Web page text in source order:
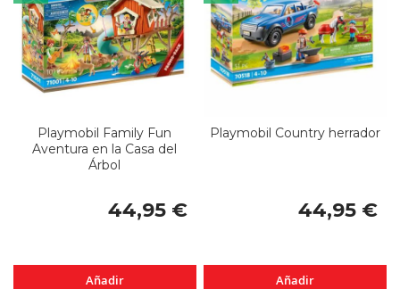
Playmobil Family Fun
Aventura en la Casa del
Árbol
44,95 €
Añadir
Playmobil Country herrador
44,95 €
Añadir